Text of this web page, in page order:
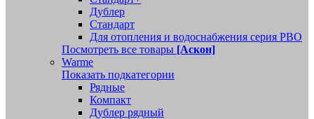
Дублер
Стандарт
Для отопления и водоснабжения серия РВО
Посмотреть все товары [Аскон]
Warme
Показать подкатегории
Рядные
Компакт
Дублер рядный